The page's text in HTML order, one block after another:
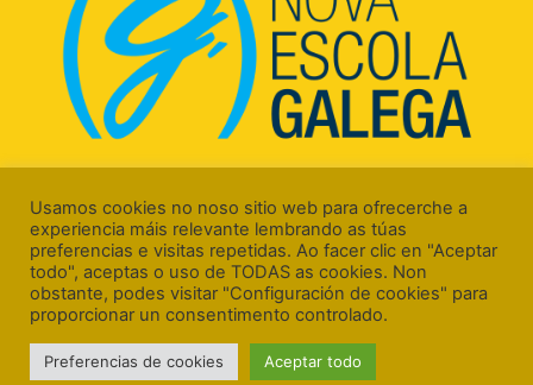
15706 Santiago de Compostela (A Coruña)
Aviso Legal
Usamos cookies no noso sitio web para ofrecerche a
experiencia máis relevante lembrando as túas
preferencias e visitas repetidas. Ao facer clic en "Aceptar
todo", aceptas o uso de TODAS as cookies. Non
obstante, podes visitar "Configuración de cookies" para
proporcionar un consentimento controlado.
Preferencias de cookies Aceptar todo